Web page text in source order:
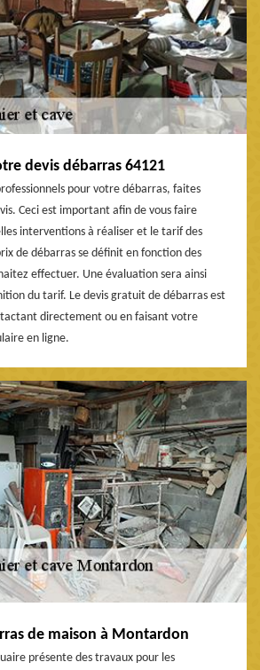
devis débarras 64121
pour votre débarras, faites
Ceci est important afin de vous faire
interventions à réaliser et le tarif des
de débarras se définit en fonction des
effectuer. Une évaluation sera ainsi
du tarif. Le devis gratuit de débarras est
directement ou en faisant votre
en ligne.
de maison à Montardon
présente des travaux pour les